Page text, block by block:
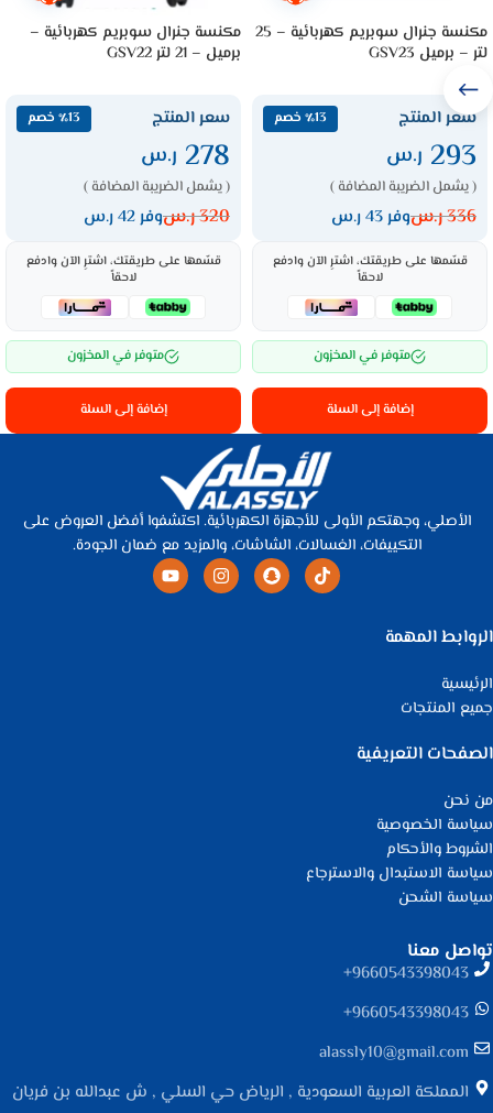
مكنسة جنرال سوبريم كهربائية – 25
لتر – برميل GSV23
سعر المنتج ٪13 خصم
293 ر.س
( يشمل الضريبة المضافة )
336ر.سوفر 43 ر.س
قسّمها على طريقتك، اشترِ الآن وادفع
لاحقاً
متوفر في المخزون
إضافة إلى السلة
مكنسة جنرال سوبريم كهربائية –
برميل – 21 لتر GSV22
سعر المنتج ٪13 خصم
278 ر.س
( يشمل الضريبة المضافة )
320ر.سوفر 42 ر.س
قسّمها على طريقتك، اشترِ الآن وادفع
لاحقاً
متوفر في المخزون
إضافة إلى السلة
الأصلي، وجهتكم الأولى للأجهزة الكهربائية. اكتشفوا أفضل العروض على
التكييفات، الغسالات، الشاشات، والمزيد مع ضمان الجودة.
الروابط المهمة
الرئيسية
جميع المنتجات
الصفحات التعريفية
من نحن
سياسة الخصوصية
الشروط والأحكام
سياسة الاستبدال والاسترجاع
سياسة الشحن
تواصل معنا
9660543398043⁩+
9660543398043⁩+
alassly10@gmail.com
المملكة العربية السعودية , الرياض حي السلي , ش عبدالله بن فريان